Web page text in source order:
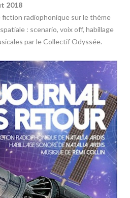
2018
radiophonique sur le thème
: scenario, voix off, habillage
par le Collectif Odyssée.